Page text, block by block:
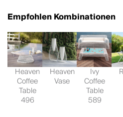
Empfohlen Kombinationen
Heaven
Coffee
Table
496
Heaven
Vase
Ivy
Coffee
Table
589